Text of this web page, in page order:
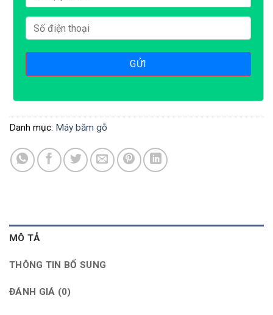
Danh mục: Máy băm gỗ
MÔ TẢ
THÔNG TIN BỔ SUNG
ĐÁNH GIÁ (0)